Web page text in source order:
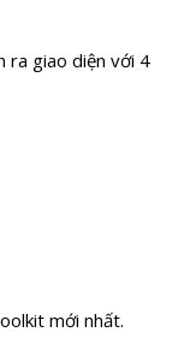
ra giao diện với 4
mới nhất.